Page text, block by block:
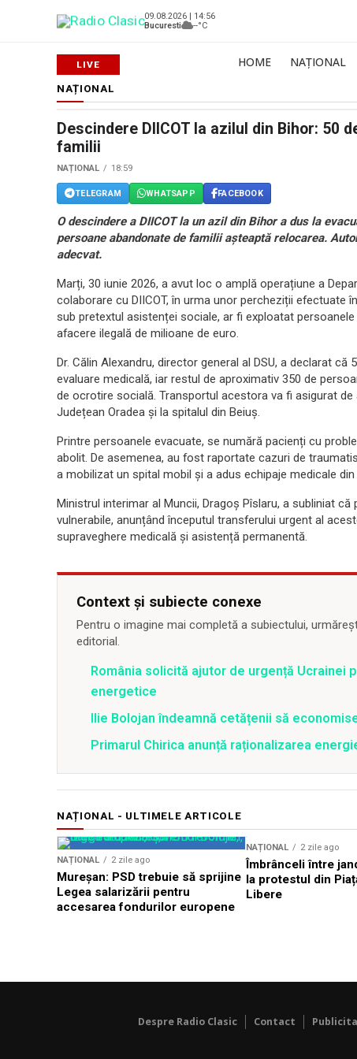
09.08.2026 | 14:56
Bucuresti
--°C
HOME NAȚIONAL
NAȚIONAL
Descindere DIICOT la azilul din Bihor: 50
familii
NAȚIONAL 18:59
TELEGRAM WHATSAPP FACEBOOK
O descindere a DIICOT la un azil din Bihor a dus la
persoane abandonate de familii așteaptă relocarea.
adecvat.
Marți, 30 iunie 2026, a avut loc o amplă operațiune a
colaborare cu DIICOT, în urma unor percheziții efectuate
sub pretextul asistenței sociale, ar fi exploatat
afacere ilegală de milioane de euro.
Dr. Călin Alexandru, director general al DSU, a declarat
evaluare medicală, iar restul de aproximativ 350 de
de ocrotire socială. Transportul acestora va fi asigurat
Județean Oradea și la spitalul din Beiuș.
Printre persoanele evacuate, se numără pacienți cu
abolit. De asemenea, au fost raportate cazuri de
a mobilizat un spital mobil și a adus echipaje medicale
Ministrul interimar al Muncii, Dragoș Pîslaru, a subliniat
vulnerabile, anunțând începutul transferului urgent al
supraveghere medicală și asistență permanentă.
Context și subiecte conexe
Pentru o imagine mai completă a subiectului,
editorial.
România solicită ajutor de urgență
energetice
Ilie Bolojan îndeamnă cetățenii să
Primarul Chirica anunță raționalizarea
NAȚIONAL - ULTIMELE ARTICOLE
NAȚIONAL 2 zile ago
Mureșan: PSD trebuie să sprijine
Legea salarizării pentru
accesarea fondurilor europene
NAȚIONAL 2 zile ago
Îmbrânceli între
la protestul din
Libere
Despre Radio Clasic Contact